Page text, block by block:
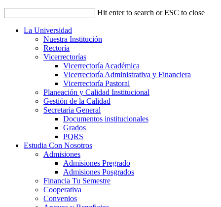
Hit enter to search or ESC to close
La Universidad
Nuestra Institución
Rectoría
Vicerrectorías
Vicerrectoría Académica
Vicerrectoría Administrativa y Financiera
Vicerrectoría Pastoral
Planeación y Calidad Institucional
Gestión de la Calidad
Secretaría General
Documentos institucionales
Grados
PQRS
Estudia Con Nosotros
Admisiones
Admisiones Pregrado
Admisiones Posgrados
Financia Tu Semestre
Cooperativa
Convenios